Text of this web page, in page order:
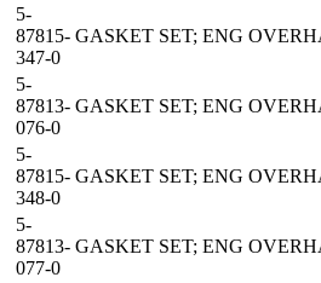
5-
87815-
347-0
GASKET SET; ENG
5-
87813-
076-0
GASKET SET; ENG
5-
87815-
348-0
GASKET SET; ENG
5-
87813-
077-0
GASKET SET; ENG